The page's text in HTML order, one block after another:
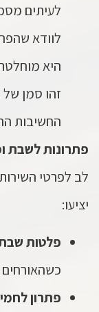
לעיתים
לוודא
היא
זהו סמן של
החשיבות
פתרונות לשבת
לב לפרטי
יציעו:
פלטות
פתרון